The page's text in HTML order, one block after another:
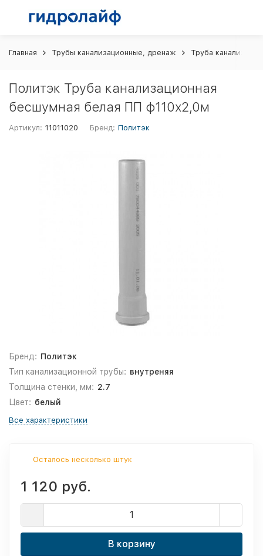
Главная Трубы канализационные, дренаж Труба
Политэк Труба канализационная
бесшумная белая ПП ф110х2,0м
Артикул: 11011020 Бренд: Политэк
Бренд: Политэк
Тип канализационной трубы: внутреняя
Толщина стенки, мм: 2.7
Цвет: белый
Все характеристики
Осталось несколько штук
1 120 руб.
В корзину